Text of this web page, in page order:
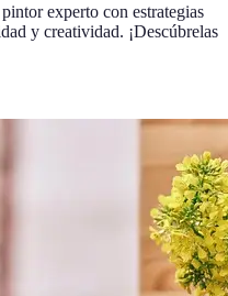
experto con estrategias
y creatividad. ¡Descúbrelas